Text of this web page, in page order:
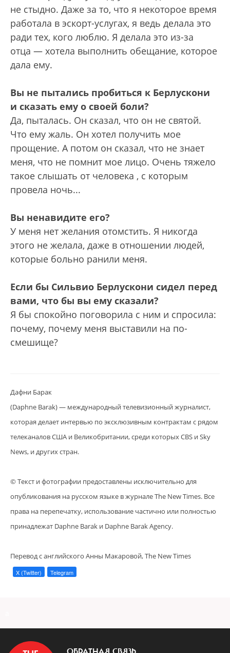
не стыдно. Даже за то, что я некоторое время
работала в эскорт-услугах, я ведь делала это
ради тех, кого люблю. Я делала это из-за
отца — хотела выполнить обещание, которое
дала ему.
Вы не пытались пробиться к Берлускони
и сказать ему о своей боли?
Да, пыталась. Он сказал, что он не святой.
Что ему жаль. Он хотел получить мое
прощение. А потом он сказал, что не знает
меня, что не помнит мое лицо. Очень тяжело
такое слышать от человека , с которым
провела ночь...
Вы ненавидите его?
У меня нет желания отомстить. Я никогда
этого не желала, даже в отношении людей,
которые больно ранили меня.
Если бы Сильвио Берлускони сидел перед
вами, что бы вы ему сказали?
Я бы спокойно поговорила с ним и спросила:
почему, почему меня выставили на по­
смешище?
Дафни Барак
(Daphne Barak) — международный телевизионный журналист,
которая делает интервью по эксклюзивным контрактам с рядом
телеканалов США и Великобритании, среди которых CBS и Sky
News, и других стран.
© Текст и фотографии предоставлены исключительно для
опубликования на русском языке в журнале The New Times. Все
права на перепечатку, использование частично или полностью
принадлежат Daphne Barak и Daphne Barak Agency.
Перевод с английского Анны Макаровой, The New Times
X (Twitter) Telegram